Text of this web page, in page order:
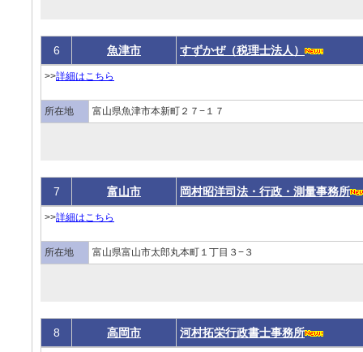
6 魚津市 すずかぜ（税理士法人）
>>詳細はこちら
所在地 富山県魚津市本新町２７−１７
7 富山市 岡村昭洋司法・行政・測量事務所
>>詳細はこちら
所在地 富山県富山市太郎丸本町１丁目３−３
8 高岡市 河村拓栄行政書士事務所